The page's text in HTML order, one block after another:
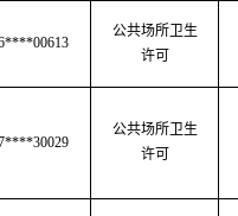
公共场所卫生
许可
公共场所卫生
许可